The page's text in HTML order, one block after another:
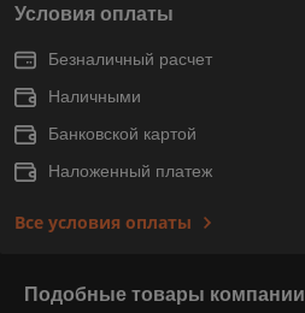
Условия оплаты
Безналичный расчет
Наличными
Банковской картой
Наложенный платеж
Все условия оплаты
Подобные товары компании